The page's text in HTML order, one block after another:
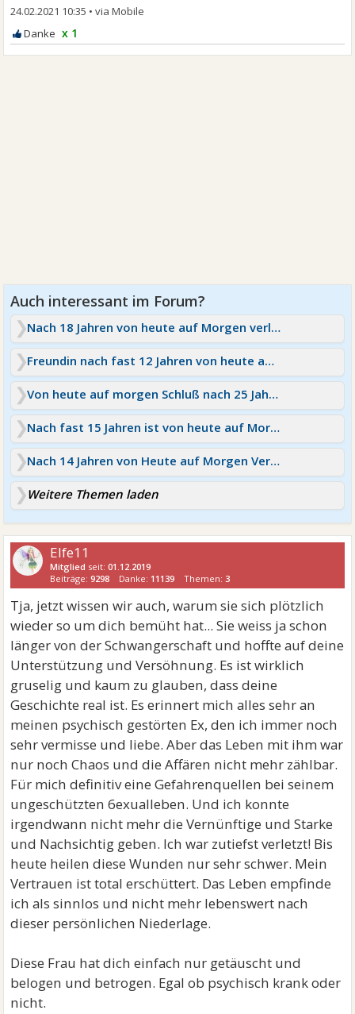
24.02.2021 10:35 •
x 1
Nach 18 Jahren von heute auf Morgen verlassen
Freundin nach fast 12 Jahren von heute auf Morgen weg
Von heute auf morgen Schluß nach 25 Jahren
Nach fast 15 Jahren ist von heute auf Morgen schluß!
Nach 14 Jahren von Heute auf Morgen Verlassen
Weitere Themen laden
Elfe11
Mitglied seit:01.12.2019
Beiträge:9298 Danke: 11139 Themen: 3
Tja, jetzt wissen wir auch, warum sie sich plötzlich
wieder so um dich bemüht hat... Sie weiss ja schon
länger von der Schwangerschaft und hoffte auf deine
Unterstützung und Versöhnung. Es ist wirklich
gruselig und kaum zu glauben, dass deine
Geschichte real ist. Es erinnert mich alles sehr an
meinen psychisch gestörten Ex, den ich immer noch
sehr vermisse und liebe. Aber das Leben mit ihm war
nur noch Chaos und die Affären nicht mehr zählbar.
Für mich definitiv eine Gefahrenquellen bei seinem
ungeschützten 6exualleben. Und ich konnte
irgendwann nicht mehr die Vernünftige und Starke
und Nachsichtig geben. Ich war zutiefst verletzt! Bis
heute heilen diese Wunden nur sehr schwer. Mein
Vertrauen ist total erschüttert. Das Leben empfinde
ich als sinnlos und nicht mehr lebenswert nach
dieser persönlichen Niederlage.
Diese Frau hat dich einfach nur getäuscht und
belogen und betrogen. Egal ob psychisch krank oder
nicht.